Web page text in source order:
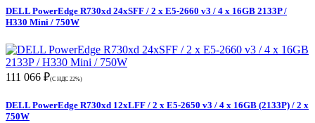
DELL PowerEdge R730xd 24xSFF / 2 x E5-2660 v3 / 4 x 16GB 2133P /
H330 Mini / 750W
111 066 ₽(С НДС 22%)
DELL PowerEdge R730xd 12xLFF / 2 x E5-2650 v3 / 4 x 16GB (2133P) / 2 x
750W